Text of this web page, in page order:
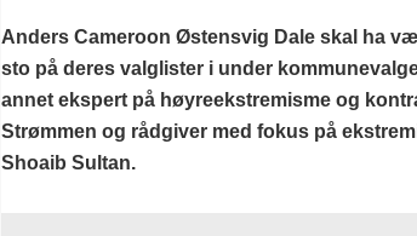
Anders Cameroon Østensvig Dale skal ha
sto på deres valglister i under
annet ekspert på høyreekstremisme og
Strømmen og rådgiver med fokus på
Shoaib Sultan.